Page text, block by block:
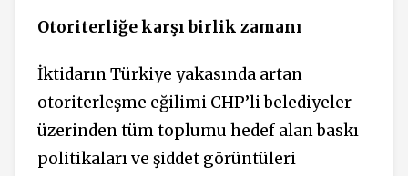
Otoriterliğe karşı birlik zamanı
İktidarın Türkiye yakasında artan
otoriterleşme eğilimi CHP’li belediyeler
üzerinden tüm toplumu hedef alan baskı
politikaları ve şiddet görüntüleri